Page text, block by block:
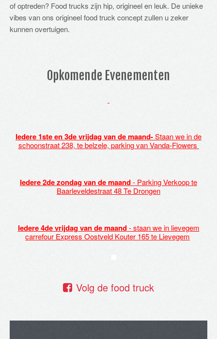
of optreden? Food trucks zijn hip, origineel en leuk. De unieke
vibes van ons origineel food truck concept zullen u zeker
kunnen overtuigen.
Opkomende Evenementen
Iedere 1ste en 3de vrijdag van de maand-Staan we in de
schoonstraat 238, te belzele, parking van Vanda-Flowers
Iedere 2de zondag van de maand- Parking Verkoop te
Baarleveldestraat 48 Te Drongen
Iedere 4de vrijdag van de maand- staan we in lievegem
carrefour Express Oostveld Kouter 165 te Lievegem
Volg de food truck